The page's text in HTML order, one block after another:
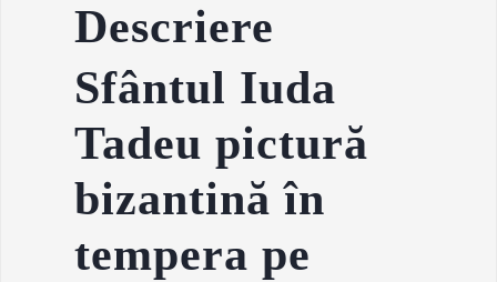
Descriere
Sfântul Iuda
Tadeu pictură
bizantină în
tempera pe